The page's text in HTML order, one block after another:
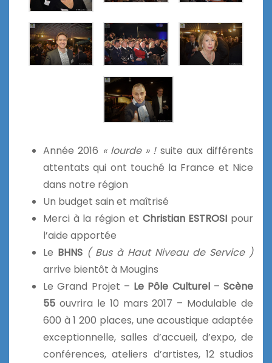
Année 2016 « lourde » !suite aux différents
attentats qui ont touché la France et Nice
dans notre région
Un budget sain et maîtrisé
Merci à la région et Christian ESTROSI pour
l’aide apportée
Le BHNS ( Bus à Haut Niveau de Service )
arrive bientôt à Mougins
Le Grand Projet – Le Pôle Culturel– Scène
55 ouvrira le 10 mars 2017 – Modulable de
600 à 1 200 places, une acoustique adaptée
exceptionnelle, salles d’accueil, d’expo, de
conférences, ateliers d’artistes, 12 studios